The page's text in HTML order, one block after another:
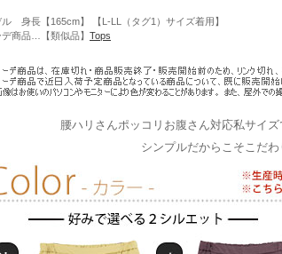
ル 身長【165cm】 【L-LL（タグ1）サイズ着用】
商品…【類似品】 Tops
腰ハリさんポッコリお腹さん対応私サイ
シンプルだからこそこだ